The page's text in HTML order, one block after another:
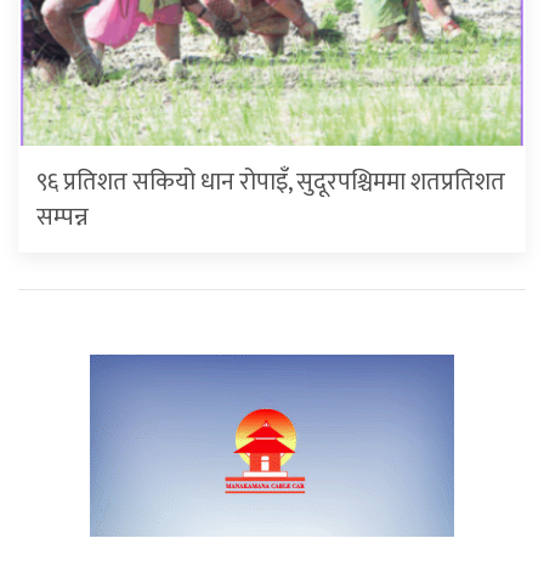
९६ प्रतिशत सकियो धान रोपाइँ, सुदूरपश्चिममा शतप्रतिशत
सम्पन्न